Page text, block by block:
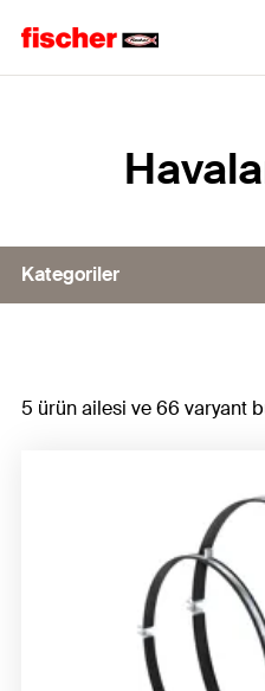
Kategoriler
Süspansiyon parçaları
5 ürün ailesi ve 66 varyant